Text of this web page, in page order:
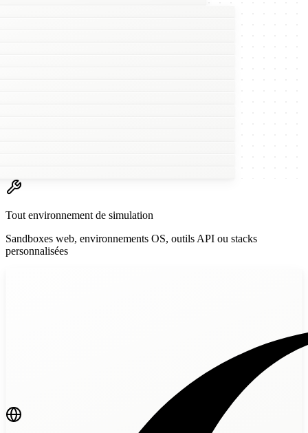
Tout environnement de simulation
Sandboxes web, environnements OS, outils API ou stacks
personnalisées